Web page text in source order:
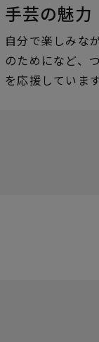
手芸の魅力
自分で楽しみな
のためになど、
を応援しています